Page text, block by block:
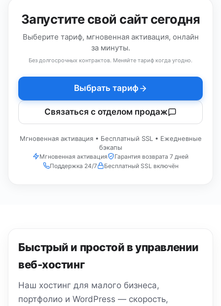
Запустите свой сайт сегодня
Выберите тариф, мгновенная активация, онлайн
за минуты.
Без долгосрочных контрактов. Меняйте тариф когда угодно.
Выбрать тариф
Связаться с отделом продаж
Мгновенная активация • Бесплатный SSL • Ежедневные
бэкапы
Мгновенная активация
Гарантия возврата 7 дней
Поддержка 24/7
Бесплатный SSL включён
Быстрый и простой в управлении
веб-хостинг
Наш хостинг для малого бизнеса,
портфолио и WordPress — скорость,